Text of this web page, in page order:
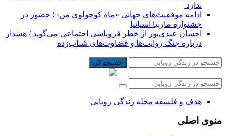
ندارد
ادامه موفقیت‌های جهانی «ماه کوچولوی من»؛ حضور در
جشنواره ماربیا اسپانیا
احسان عبدی‌پور از خطر فروپاشی اجتماعی می‌گوید / هشدار
درباره جنگ روایت‌ها و قضاوت‌های شتاب‌زده
جستجو کن
هدف و فلسفه مجله زندگی رویایی
منوی اصلی